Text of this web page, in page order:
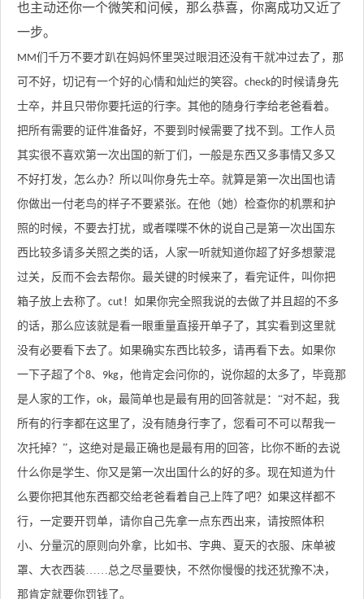
也主动还你一个微笑和问候，那么恭喜，你离成功又近了
一步。
MM们千万不要才趴在妈妈怀里哭过眼泪还没有干就冲过去了，那
可不好，切记有一个好的心情和灿烂的笑容。 check的时候请身先
士卒，并且只带你要托运的行李。其他的随身行李给老爸看着。
把所有需要的证件准备好，不要到时候需要了找不到。工作人员
其实很不喜欢第一次出国的新丁们，一般是东西又多事情又多又
不好打发，怎么办？所以叫你身先士卒。就算是第一次出国也请
你做出一付老鸟的样子不要紧张。在他（她）检查你的机票和护
照的时候，不要去打扰，或者喋喋不休的说自己是第一次出国东
西比较多请多关照之类的话，人家一听就知道你超了好多想蒙混
过关，反而不会去帮你。最关键的时候来了，看完证件，叫你把
箱子放上去称了。 cut！如果你完全照我说的去做了并且超的不多
的话，那么应该就是看一眼重量直接开单子了，其实看到这里就
没有必要看下去了。如果确实东西比较多，请再看下去。如果你
一下子超了个8、 9kg，他肯定会问你的，说你超的太多了，毕竟那
是人家的工作， ok，最简单也是最有用的回答就是：“对不起，我
所有的行李都在这里了，没有随身行李了，您看可不可以帮我一
次托掉？”，这绝对是最正确也是最有用的回答，比你不断的去说
什么你是学生、你又是第一次出国什么的好的多。现在知道为什
么要你把其他东西都交给老爸看着自己上阵了吧？如果这样都不
行，一定要开罚单，请你自己先拿一点东西出来，请按照体积
小、分量沉的原则向外拿，比如书、字典、夏天的衣服、床单被
罩、大衣西装……总之尽量要快，不然你慢慢的找还犹豫不决，
那肯定就要你罚钱了。